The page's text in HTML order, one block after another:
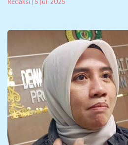
Redaksi 5 Juli 2025